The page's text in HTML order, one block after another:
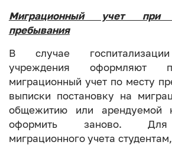
Миграционный учет
пребывания
В случае
учреждения оформляют
миграционный учет по месту
выписки постановку на
общежитию или арендуемой
оформить заново. Для
миграционного учета